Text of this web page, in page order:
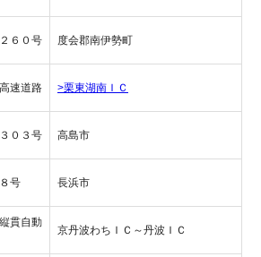
６０号 度会郡南伊勢町
速道路 >栗東湖南ＩＣ
０３号 高島市
号 長浜市
貫自動
京丹波わちＩＣ～丹波ＩＣ